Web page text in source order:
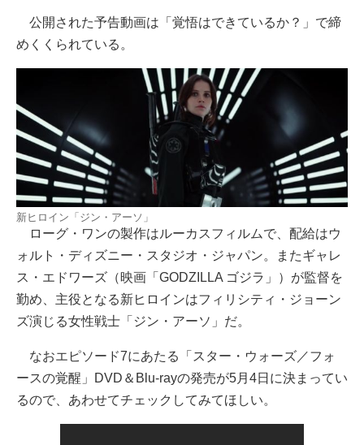
公開された予告動画は「覚悟はできているか？」で締
めくくられている。
新ヒロイン「ジン・アーソ」
ローグ・ワンの製作はルーカスフィルムで、配給はウ
ォルト・ディズニー・スタジオ・ジャパン。またギャレ
ス・エドワーズ（映画「GODZILLA ゴジラ」）が監督を
勤め、主役となる新ヒロインはフィリシティ・ジョーン
ズ演じる女性戦士「ジン・アーソ」だ。
なおエピソード7にあたる「スター・ウォーズ／フォ
ースの覚醒」DVD＆Blu-rayの発売が5月4日に決まってい
るので、あわせてチェックしてみてほしい。